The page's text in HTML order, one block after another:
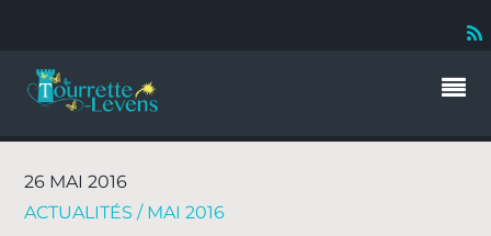
26 MAI 2016
ACTUALITÉS / MAI 2016